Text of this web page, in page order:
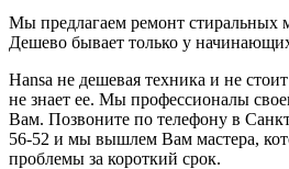
Мы предлагаем ремонт стиральных
Дешево бывает только у
Hansa не дешевая техника и не
не знает ее. Мы профессионалы
Вам. Позвоните по телефону в
56-52 и мы вышлем Вам мастера,
проблемы за короткий срок.